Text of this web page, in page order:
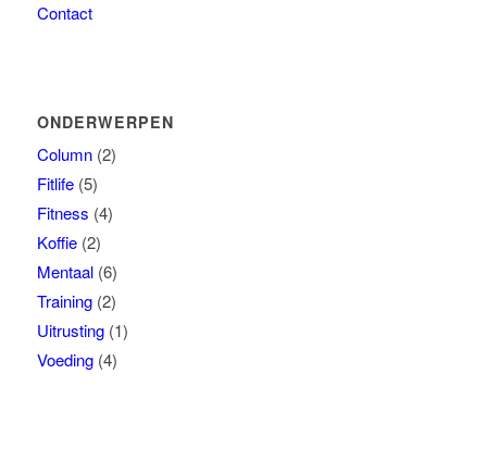
Contact
ONDERWERPEN
Column(2)
Fitlife(5)
Fitness (4)
Koffie(2)
Mentaal(6)
Training(2)
Uitrusting(1)
Voeding(4)